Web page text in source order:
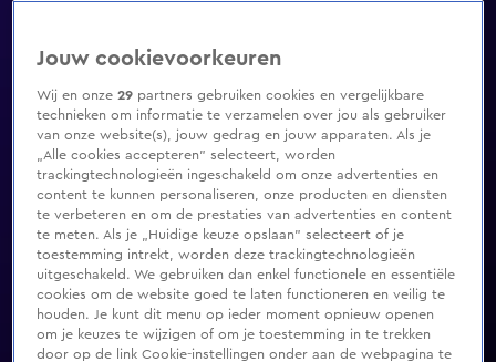
Jouw cookievoorkeuren
Wij en onze29 partners gebruiken cookies en vergelijkbare
technieken om informatie te verzamelen over jou als gebruiker
van onze website(s), jouw gedrag en jouw apparaten. Als je
„Alle cookies accepteren” selecteert, worden
trackingtechnologieën ingeschakeld om onze advertenties en
content te kunnen personaliseren, onze producten en diensten
te verbeteren en om de prestaties van advertenties en content
te meten. Als je „Huidige keuze opslaan” selecteert of je
toestemming intrekt, worden deze trackingtechnologieën
uitgeschakeld. We gebruiken dan enkel functionele en essentiële
cookies om de website goed te laten functioneren en veilig te
houden. Je kunt dit menu op ieder moment opnieuw openen
om je keuzes te wijzigen of om je toestemming in te trekken
door op de link Cookie-instellingen onder aan de webpagina te